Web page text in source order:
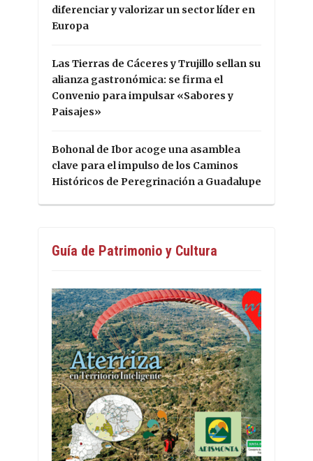
diferenciar y valorizar un sector líder en
Europa
Las Tierras de Cáceres y Trujillo sellan su
alianza gastronómica: se firma el
Convenio para impulsar «Sabores y
Paisajes»
Bohonal de Ibor acoge una asamblea
clave para el impulso de los Caminos
Históricos de Peregrinación a Guadalupe
Guía de Patrimonio y Cultura